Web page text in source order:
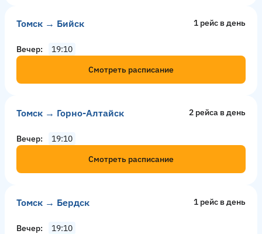
Томск → Бийск 1 рейс в день
Вечер
19:10
Смотреть расписание
Томск → Горно-Алтайск 2 рейсa в день
Вечер
19:10
Смотреть расписание
Томск → Бердск 1 рейс в день
Вечер
19:10